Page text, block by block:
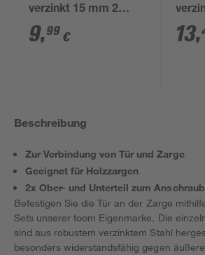
verzinkt 15 mm 2
Stück
9,99 € 13,
Beschreibung
Zur Verbindung von Tür und Zarge
Geeignet für Holzzargen
2x Ober- und Unterteil zum
Befestigen Sie die Tür an der Zarge
Sets unserer toom Eigenmarke. Die
sind aus robustem verzinktem Stahl
besonders widerstandsfähig gegen